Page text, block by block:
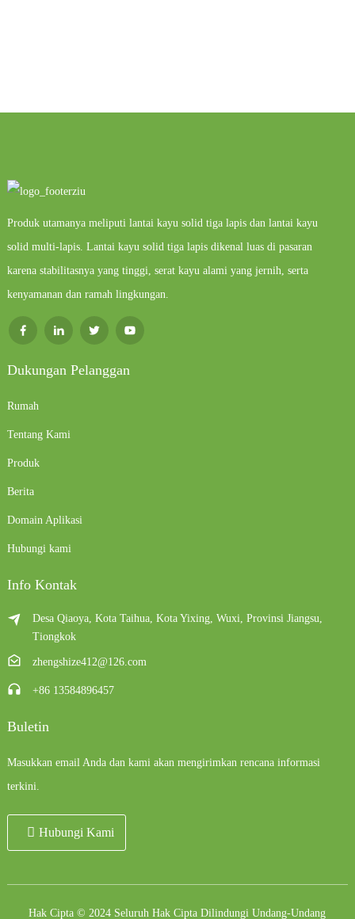
Produk utamanya meliputi lantai kayu solid tiga lapis dan lantai kayu
solid multi-lapis. Lantai kayu solid tiga lapis dikenal luas di pasaran
karena stabilitasnya yang tinggi, serat kayu alami yang jernih, serta
kenyamanan dan ramah lingkungan.
Dukungan Pelanggan
Rumah
Tentang Kami
Produk
Berita
Domain Aplikasi
Hubungi kami
Info Kontak
Desa Qiaoya, Kota Taihua, Kota Yixing, Wuxi, Provinsi Jiangsu,
Tiongkok
zhengshize412@126.com
+86 13584896457
Buletin
Masukkan email Anda dan kami akan mengirimkan rencana informasi
terkini.
Hubungi Kami
Hak Cipta © 2024 Seluruh Hak Cipta Dilindungi Undang-Undang